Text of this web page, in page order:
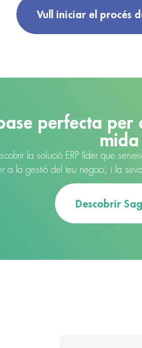
Vull iniciar el procés
perfecta
mida
la solució ERP líder que
a la gestió del teu negoci, i la
Descobrir